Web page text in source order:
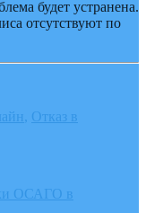
будет устранена.
отсутствуют по
, Отказ в